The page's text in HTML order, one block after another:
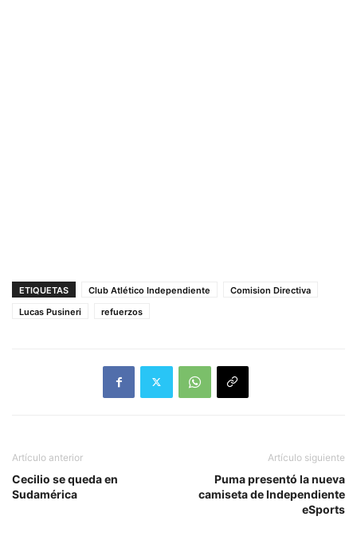
ETIQUETAS Club Atlético Independiente
Comision Directiva
Lucas Pusineri
refuerzos
Artículo anterior
Cecilio se queda en
Sudamérica
Artículo siguiente
Puma presentó la nueva
camiseta de Independiente
eSports